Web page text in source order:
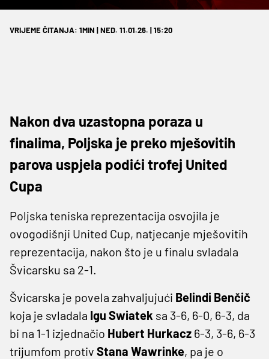
VRIJEME ČITANJA: 1MIN | NED. 11.01.26. | 15:20
Nakon dva uzastopna poraza u
finalima, Poljska je preko mješovitih
parova uspjela podići trofej United
Cupa
Poljska teniska reprezentacija osvojila je
ovogodišnji United Cup, natjecanje mješovitih
reprezentacija, nakon što je u finalu svladala
Švicarsku sa 2-1.
Švicarska je povela zahvaljujući Belindi Benčič
koja je svladala Igu Swiatek sa 3-6, 6-0, 6-3, da
bi na 1-1 izjednačio Hubert Hurkacz 6-3, 3-6, 6-3
trijumfom protiv Stana Wawrinke, pa je o